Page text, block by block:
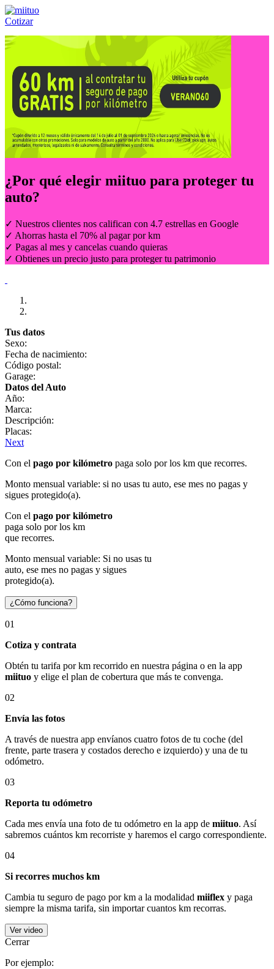
Cotizar
Llámanos al:(55) 84-21-05-00 ó
¿Por qué elegir miituo para proteger tu
auto?
✓ Nuestros clientes nos califican con 4.7 estrellas en Google
✓ Ahorras hasta el 70% al pagar por km
✓ Pagas al mes y cancelas cuando quieras
✓ Obtienes un precio justo para proteger tu patrimonio
Tus datos
Sexo:
Fecha de nacimiento:
Código postal:
Garage:
Datos del Auto
Año:
Marca:
Descripción:
Placas:
Next
Con el pago por kilómetro paga solo por los km que recorres.
Monto mensual variable: si no usas tu auto, ese mes no pagas y
sigues protegido(a).
Con el pago por kilómetro
paga solo por los km
que recorres.
Monto mensual variable: Si no usas tu
auto, ese mes no pagas y sigues
protegido(a).
¿Cómo funciona?
01
Cotiza y contrata
Obtén tu tarifa por km recorrido en nuestra página o en la app
miituo y elige el plan de cobertura que más te convenga.
02
Envía las fotos
A través de nuestra app envíanos cuatro fotos de tu coche (del
frente, parte trasera y costados derecho e izquierdo) y una de tu
odómetro.
03
Reporta tu odómetro
Cada mes envía una foto de tu odómetro en la app de miituo. Así
sabremos cuántos km recorriste y haremos el cargo correspondiente.
04
Si recorres muchos km
Cambia tu seguro de pago por km a la modalidad miiflex y paga
siempre la misma tarifa, sin importar cuantos km recorras.
Ver video
Cerrar
Por ejemplo: